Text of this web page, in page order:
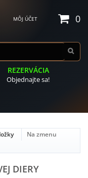
0
MÔJ ÚČET
REZERVÁCIA
Objednajte sa!
Na zmenu
DIERY